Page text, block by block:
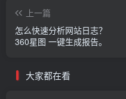
上一篇
怎么快速分析网站日志？
360星图 一键生成报告。
大家都在看